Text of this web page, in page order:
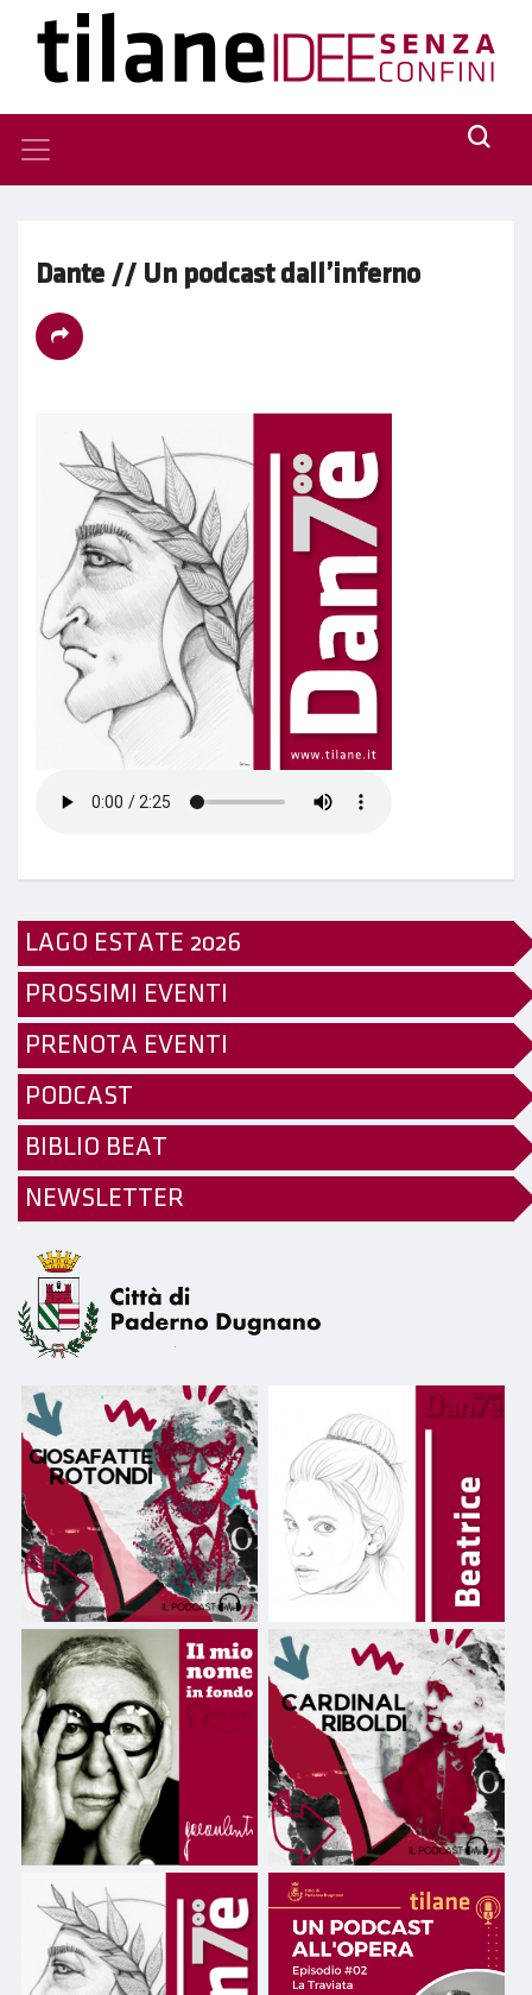
Dante // Un podcast dall’inferno
LAGO ESTATE 2026
PROSSIMI EVENTI
PRENOTA EVENTI
PODCAST
BIBLIO BEAT
NEWSLETTER